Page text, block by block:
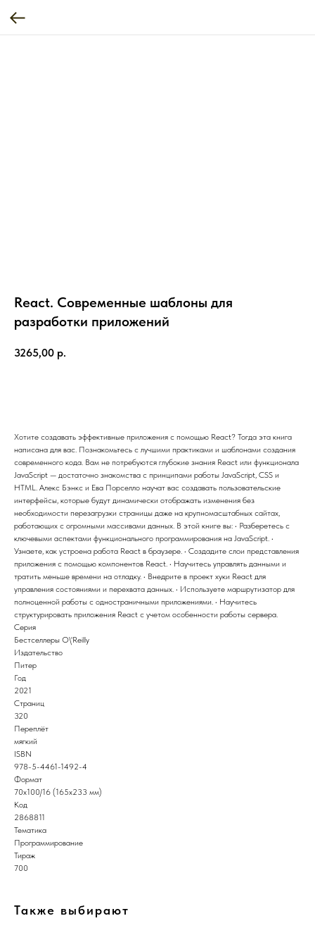
React. Современные шаблоны для
разработки приложений
3265,00 р.
Хотите создавать эффективные приложения с помощью React? Тогда эта книга
написана для вас. Познакомьтесь c лучшими практиками и шаблонами создания
современного кода. Вам не потребуются глубокие знания React или функционала
JavaScript — достаточно знакомства с принципами работы JavaScript, CSS и
HTML. Алекс Бэнкс и Ева Порселло научат вас создавать пользовательские
интерфейсы, которые будут динамически отображать изменения без
необходимости перезагрузки страницы даже на крупномасштабных сайтах,
работающих с огромными массивами данных. В этой книге вы: • Разберетесь с
ключевыми аспектами функционального программирования на JavaScript. •
Узнаете, как устроена работа React в браузере. • Создадите слои представления
приложения с помощью компонентов React. • Научитесь управлять данными и
тратить меньше времени на отладку. • Внедрите в проект хуки React для
управления состояниями и перехвата данных. • Используете маршрутизатор для
полноценной работы с одностраничными приложениями. • Научитесь
структурировать приложения React с учетом особенности работы сервера.
Серия
Бестселлеры O\'Reilly
Издательство
Питер
Год
2021
Страниц
320
Переплёт
мягкий
ISBN
978-5-4461-1492-4
Формат
70х100/16 (165х233 мм)
Код
2868811
Тематика
Программирование
Тираж
700
Также выбирают